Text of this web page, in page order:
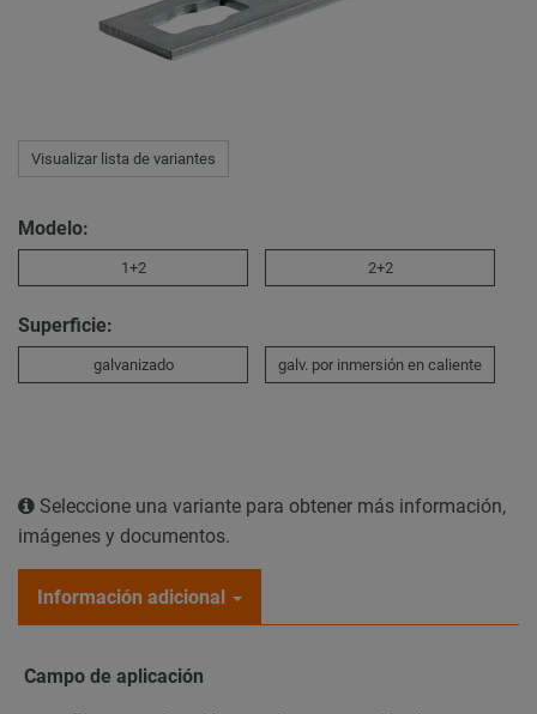
Visualizar lista de variantes
Modelo:
1+2 2+2
Superficie:
galvanizado galv. por inmersión en caliente
Seleccione una variante para obtener más información,
imágenes y documentos.
Información adicional
Campo de aplicación